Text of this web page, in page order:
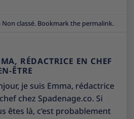
Non classé. Bookmark the permalink.
RÉDACTRICE EN CHEF
ÊTRE
je suis Emma, rédactrice
chez Spadenage.co. Si
êtes là, c’est probablement